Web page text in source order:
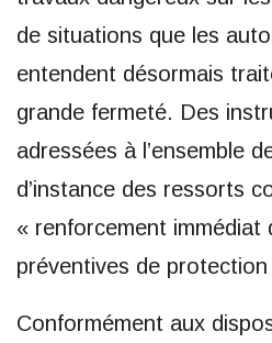
de situations que les
entendent désormais
grande fermeté. Des
adressées à l’ensemble
d’instance des ressorts
« renforcement immédiat
préventives de protection
Conformément aux